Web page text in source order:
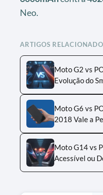
Neo.
ARTIGOS
Moto G2 vs
Evolução do
Moto G6 vs
2018 Vale a
Moto G14 vs
Acessível ou